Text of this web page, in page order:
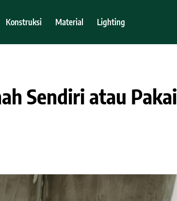
Konstruksi Material Lighting
Sendiri atau Pakai